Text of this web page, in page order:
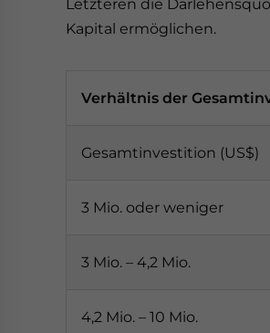
Letzteren die
Kapital ermöglichen.
Verhältnis der
Gesamtinvestition (US$)
3 Mio. oder weniger
3 Mio. – 4,2 Mio.
4,2 Mio. – 10 Mio.